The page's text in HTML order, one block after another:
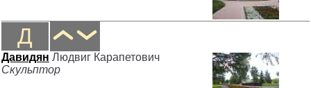
Д
Давидян Людвиг Карапетович
Скульптор